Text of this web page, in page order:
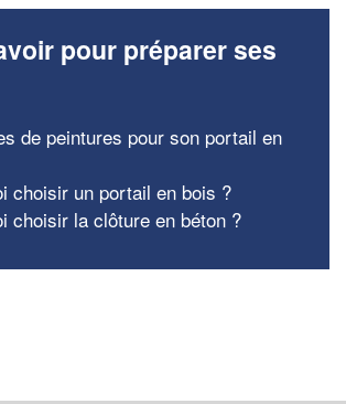
pour préparer ses
de peintures pour son portail en
choisir un portail en bois ?
choisir la clôture en béton ?